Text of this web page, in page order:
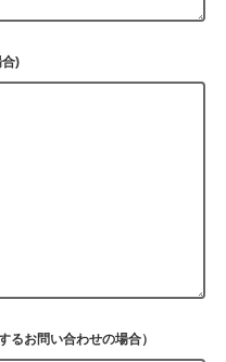
)
るお問い合わせの場合）